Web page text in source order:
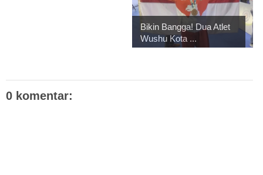
Bikin Bangga! Dua Atlet
Wushu Kota ...
0 komentar: